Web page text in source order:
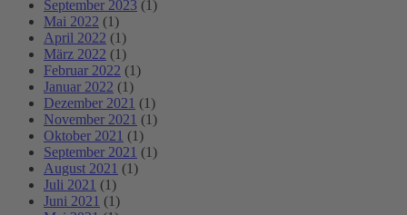
September 2023 (1)
Mai 2022 (1)
April 2022 (1)
März 2022 (1)
Februar 2022 (1)
Januar 2022 (1)
Dezember 2021 (1)
November 2021 (1)
Oktober 2021 (1)
September 2021 (1)
August 2021 (1)
Juli 2021 (1)
Juni 2021 (1)